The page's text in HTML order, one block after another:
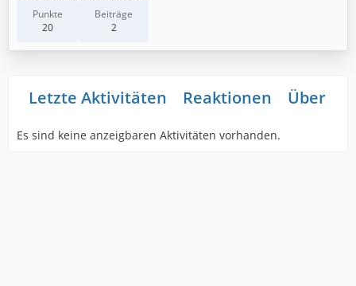
Punkte
20
Beiträge
2
Letzte Aktivitäten Reaktionen Über
Es sind keine anzeigbaren Aktivitäten vorhanden.